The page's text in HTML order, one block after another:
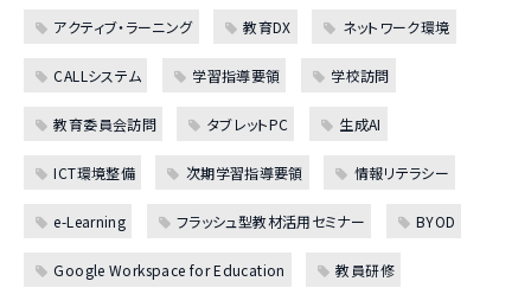
アクティブ・ラーニング 教育DX ネットワーク環境
CALLシステム 学習指導要領 学校訪問
教育委員会訪問 タブレットPC 生成AI
ICT環境整備 次期学習指導要領 情報リテラシー
e-Learning フラッシュ型教材活用セミナー BYOD
Google Workspace for Education 教員研修